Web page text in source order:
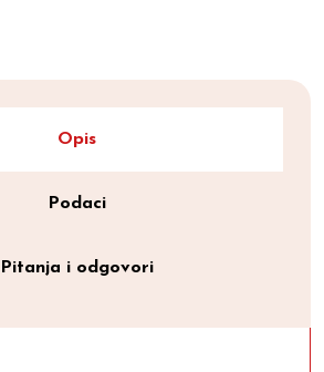
Opis
Podaci
Pitanja i odgovori